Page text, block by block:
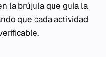
la brújula que guía la
que cada actividad